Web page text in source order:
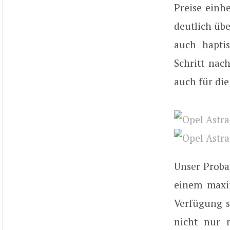
Preise
deutlich
auch
Schritt
auch für
Unser
einem
Verfügung
nicht nur